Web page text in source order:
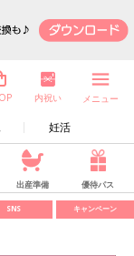
妊活
内祝い メニュー
出産準備 優待パス
SNS キャンペーン